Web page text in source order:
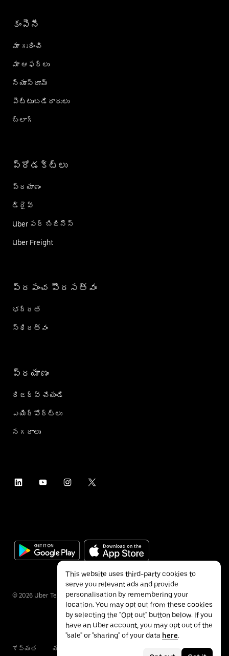
కంపెనీ
మా గురించి
మా ఆఫర్లు
న్యూస్‌రూమ్
పెట్టుబడిదారులు
బ్లాగ్
ప్రోడక్ట్؜లు
ప్రయాణం
డ్రైవ్
Uber ఫర్ బిజినెస్
Uber Freight
ప్రపంచ పౌరసత్వం
భద్రత
స్థిరత్వం
ప్రయాణం
రిజర్వ్ చేయండి
ఎయిర్؜పోర్ట్؜లు
నగరాలు
© 2026 Uber Technologies Inc.
గోప్యత యాక్సెసబిలిటీ
This website uses third-party cookies to
serve you relevant ads and provide
personalisation by remembering your
location. You may opt out from these cookies
by selecting the "Opt out" button below. If you
have an Uber account, you may opt out of the
"sale" or "sharing" of your data here.